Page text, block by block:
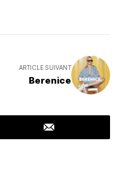
ARTICLE SUIVANT
Berenice